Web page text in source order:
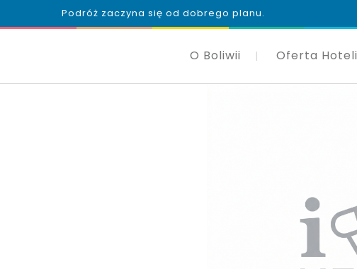
Podróż zaczyna się od dobrego planu.
O Boliwii Oferta Hoteli